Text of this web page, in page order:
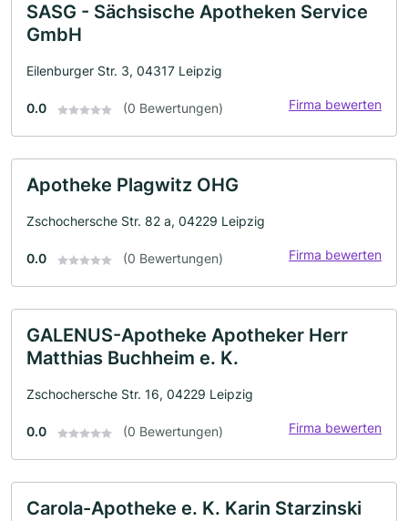
SASG - Sächsische Apotheken Service
GmbH
Eilenburger Str. 3, 04317 Leipzig
0.0 (0 Bewertungen) Firma bewerten
Apotheke Plagwitz OHG
Zschochersche Str. 82 a, 04229 Leipzig
0.0 (0 Bewertungen) Firma bewerten
GALENUS-Apotheke Apotheker Herr
Matthias Buchheim e. K.
Zschochersche Str. 16, 04229 Leipzig
0.0 (0 Bewertungen) Firma bewerten
Carola-Apotheke e. K. Karin Starzinski